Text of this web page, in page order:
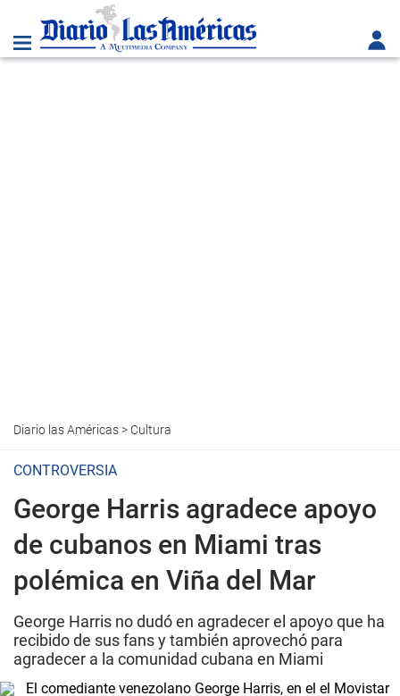
Diario las Américas> Cultura
CONTROVERSIA
George Harris agradece apoyo
de cubanos en Miami tras
polémica en Viña del Mar
George Harris no dudó en agradecer el apoyo que ha
recibido de sus fans y también aprovechó para
agradecer a la comunidad cubana en Miami